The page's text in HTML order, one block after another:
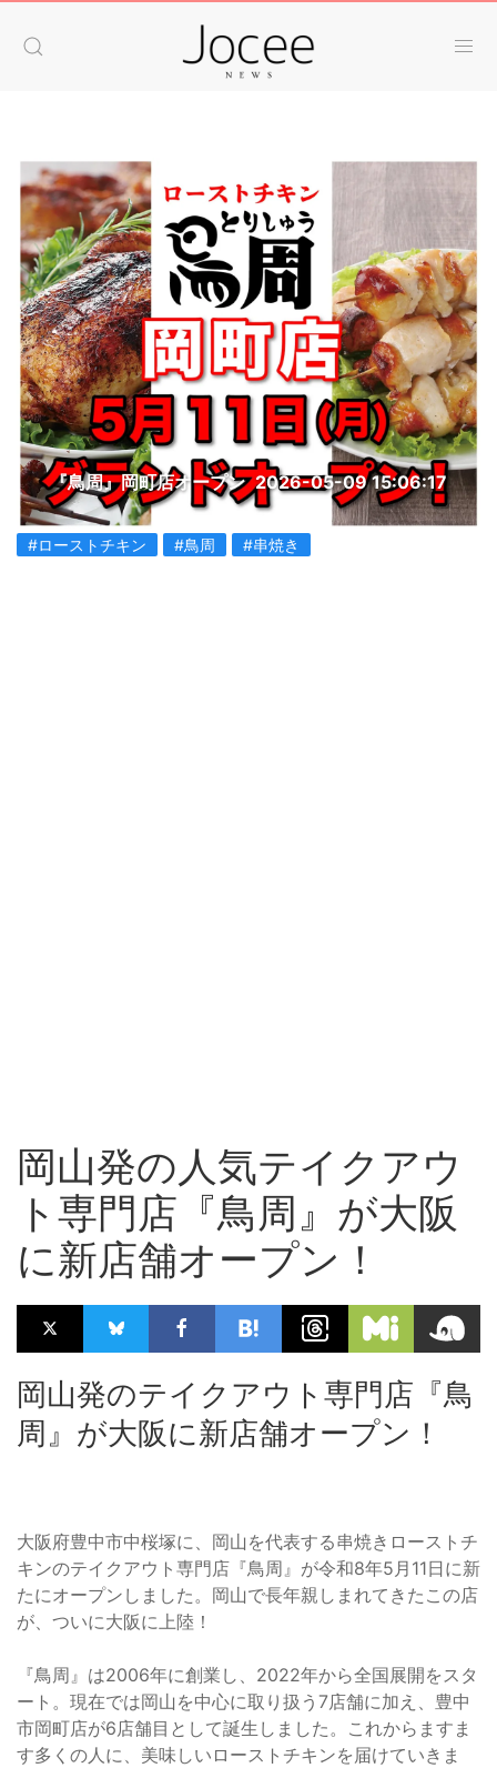
『鳥周』岡町店オープン 2026-05-09 15:06:17
#ローストチキン #鳥周 #串焼き
岡山発の人気テイクアウ
ト専門店『鳥周』が大阪
に新店舗オープン！
岡山発のテイクアウト専門店『鳥
周』が大阪に新店舗オープン！
大阪府豊中市中桜塚に、岡山を代表する串焼きローストチ
キンのテイクアウト専門店『鳥周』が令和8年5月11日に新
たにオープンしました。岡山で長年親しまれてきたこの店
が、ついに大阪に上陸！
『鳥周』は2006年に創業し、2022年から全国展開をスタ
ート。現在では岡山を中心に取り扱う7店舗に加え、豊中
市岡町店が6店舗目として誕生しました。これからますま
す多くの人に、美味しいローストチキンを届けていきま